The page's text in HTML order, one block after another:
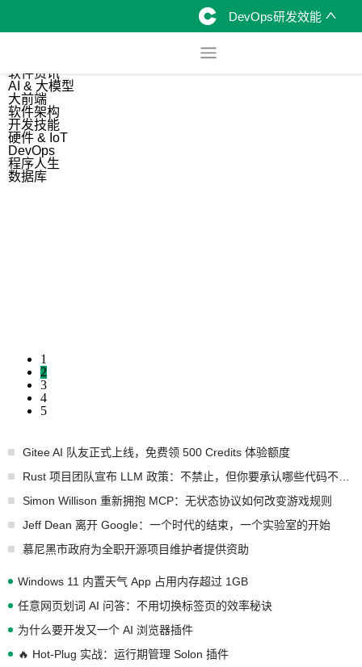
DevOps研发效能
软件资讯
AI & 大模型
大前端
软件架构
开发技能
硬件 & IoT
DevOps
程序人生
数据库
1
2
3
4
5
Gitee AI 队友正式上线，免费领 500 Credits 体验额度
Simon Willison 重新拥抱 MCP：无状态协议如何改变游戏规则
Jeff Dean 离开 Google：一个时代的结束，一个实验室的开始
慕尼黑市政府为全职开源项目维护者提供资助
Windows 11 内置天气 App 占用内存超过 1GB
任意网页划词 AI 问答：不用切换标签页的效率秘诀
为什么要开发又一个 AI 浏览器插件
🔥 Hot-Plug 实战：运行期管理 Solon 插件